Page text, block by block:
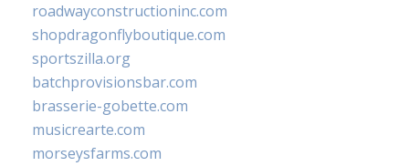
roadwayconstructioninc.com
shopdragonflyboutique.com
sportszilla.org
batchprovisionsbar.com
brasserie-gobette.com
musicrearte.com
morseysfarms.com